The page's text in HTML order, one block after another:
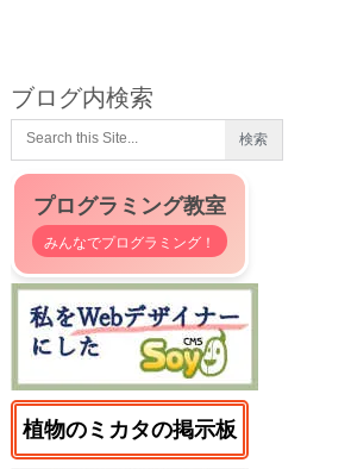
ブログ内検索
プログラミング教室
みんなでプログラミング！
植物のミカタの掲示板